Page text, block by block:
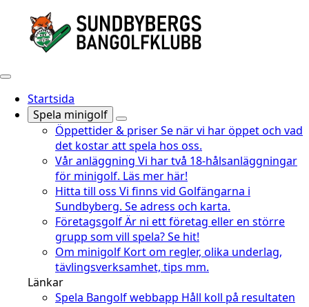
Startsida
Spela minigolf
Öppettider & priserSe när vi har öppet och vad
det kostar att spela hos oss.
Vår anläggning Vi har två 18-hålsanläggningar
för minigolf. Läs mer här!
Hitta till oss Vi finns vid Golfängarna i
Sundbyberg. Se adress och karta.
FöretagsgolfÄr ni ett företag eller en större
grupp som vill spela? Se hit!
Om minigolf Kort om regler, olika underlag,
tävlingsverksamhet, tips mm.
Länkar
Spela Bangolf webbapp Håll koll på resultaten